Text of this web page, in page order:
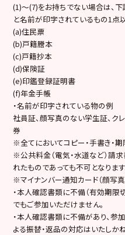
(1)～(7)をお持ちでない場合は、
と名前が印字されているもの1点
(a)住民票
(b)戸籍謄本
(c)戸籍抄本
(d)保険証
(e)印鑑登録証明書
(f)年金手帳
・名前が印字されている物の例
社員証、顔写真のない学生証、クレ
券
※全てにおいてコピー・手書き・
※公共料金（電気・水道など）請
れたものであっても不可となります
※マイナンバー通知カード（顔写真
・本人確認書類に不備（有効期
でもご参加いただけません。
・本人確認書類に不備があり、
よる振替・返品の対応はいたしかね